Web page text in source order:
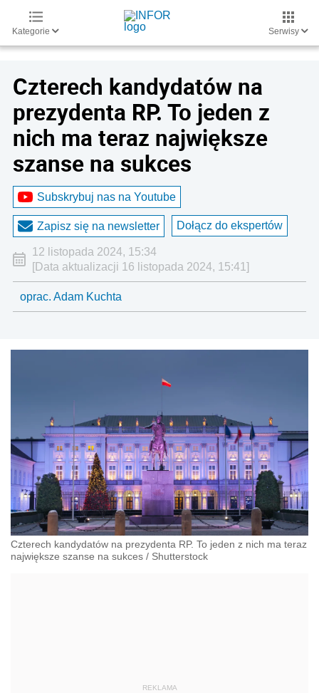
Kategorie Serwisy
Czterech kandydatów na
prezydenta RP. To jeden z
nich ma teraz największe
szanse na sukces
Subskrybuj nas na Youtube
Zapisz się na newsletter Dołącz do ekspertów
12 listopada 2024, 15:34
[Data aktualizacji 16 listopada 2024, 15:41]
oprac. Adam Kuchta
Czterech kandydatów na prezydenta RP. To jeden z nich ma teraz
największe szanse na sukces / Shutterstock